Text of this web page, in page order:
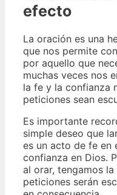
efecto
La oración es una
que nos permite
por aquello que
muchas veces nos
la fe y la confianza
peticiones sean
Es importante
simple deseo que
es un acto de fe en
confianza en Dios.
al orar, tengamos
peticiones serán